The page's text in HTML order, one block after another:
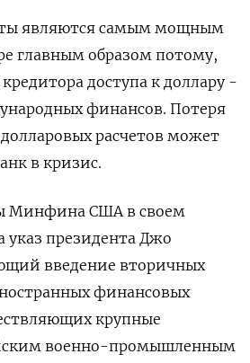
являются самым мощным
главным образом потому,
доступа к доллару -
финансов. Потеря
расчетов может
в кризис.
Минфина США в своем
указ президента Джо
введение вторичных
финансовых
крупные
военно-промышленным